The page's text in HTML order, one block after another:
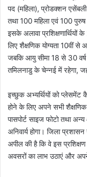
पद (महिला), प्रोडक्शन
तथा 100 महिला एवं 100 पुरुष
इसके अलावा
लिए शैक्षणिक योग्यता 10वीं से
जबकि आयु सीमा 18 से 30 वर्ष
तमिलनाडु के चेन्नई में रहेगा,
इच्छुक अभ्यर्थियों को
होने के लिए अपने सभी शैक्षणिक
पासपोर्ट साइज फोटो तथा
अनिवार्य होगा। जिला
अपील की है कि वे इस
अवसरों का लाभ उठाएं और